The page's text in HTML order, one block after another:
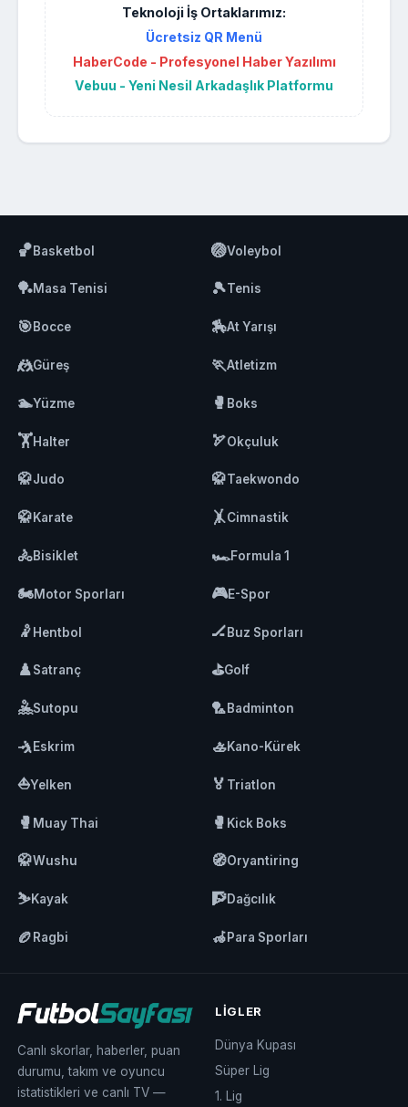
Teknoloji İş Ortaklarımız:
Ücretsiz QR Menü
HaberCode - Profesyonel Haber Yazılımı
Vebuu - Yeni Nesil Arkadaşlık Platformu
🏀Basketbol 🏐Voleybol
🏓Masa Tenisi 🎾Tenis
🎯Bocce 🏇At Yarışı
🤼Güreş 🏃Atletizm
🏊Yüzme 🥊 Boks
🏋️Halter 🏹Okçuluk
🥋Judo 🥋Taekwondo
🥋Karate 🤸Cimnastik
🚴Bisiklet 🏎️Formula 1
🏍️Motor Sporları 🎮E-Spor
🤾 Hentbol 🏒Buz Sporları
♟️Satranç ⛳Golf
🤽Sutopu 🏸Badminton
🤺Eskrim 🚣Kano-Kürek
⛵Yelken 🏅 Triatlon
🥊 Muay Thai 🥊 Kick Boks
🥋Wushu 🧭Oryantiring
⛷️Kayak 🧗Dağcılık
🏉 Ragbi 🦽Para Sporları
Canlı skorlar, haberler, puan
durumu, takım ve oyuncu
istatistikleri ve canlı TV —
LIGLER
Dünya Kupası
Süper Lig
1. Lig